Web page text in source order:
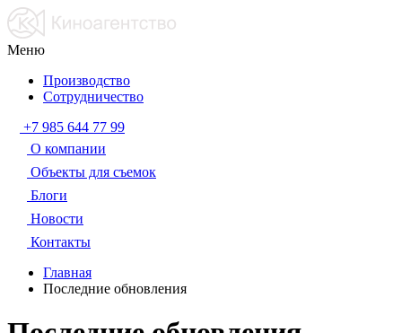
Меню
Производство
Сотрудничество
+7 985 644 77 99
О компании
Объекты для съемок
Блоги
Новости
Контакты
Главная
Последние обновления